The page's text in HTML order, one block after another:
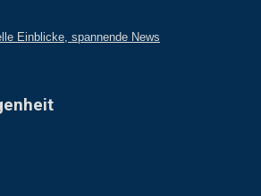
Einblicke, spannende News